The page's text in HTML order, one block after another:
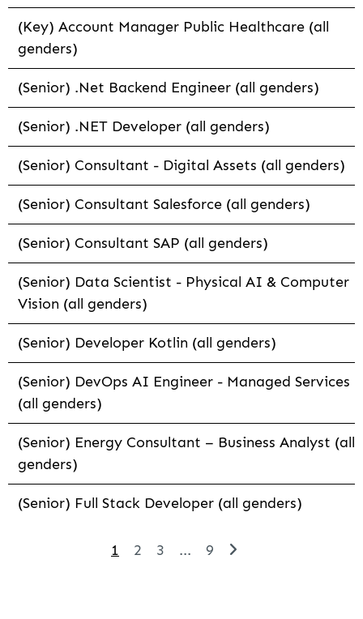
(Key) Account Manager Public Healthcare (all
genders)
(Senior) .Net Backend Engineer (all genders)
(Senior) .NET Developer (all genders)
(Senior) Consultant - Digital Assets (all genders)
(Senior) Consultant Salesforce (all genders)
(Senior) Consultant SAP (all genders)
(Senior) Data Scientist - Physical AI & Computer
Vision (all genders)
(Senior) Developer Kotlin (all genders)
(Senior) DevOps AI Engineer - Managed Services
(all genders)
(Senior) Energy Consultant – Business Analyst (all
genders)
(Senior) Full Stack Developer (all genders)
1 2 3 ... 9